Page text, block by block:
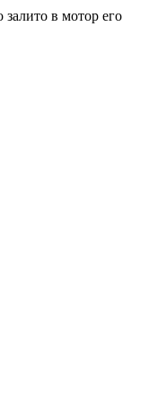
залито в мотор его